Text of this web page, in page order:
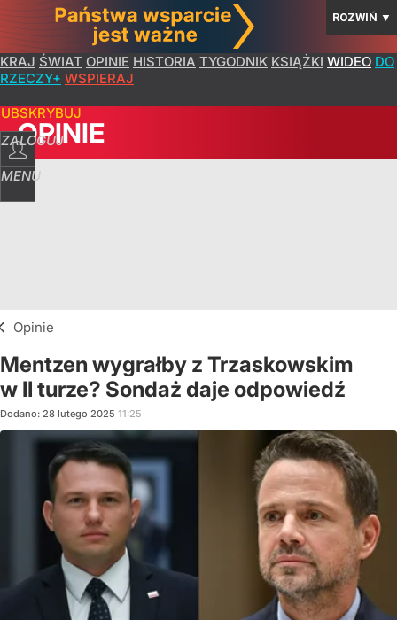
ROZWIŃ ▼
KRAJ ŚWIAT OPINIE HISTORIA TYGODNIK KSIĄŻKI WIDEO DO
RZECZY+ WSPIERAJ
ZALOGUJ
MENU
OPINIE
Opinie
Mentzen wygrałby z Trzaskowskim
w II turze? Sondaż daje odpowiedź
Dodano: 28 lutego 2025 11:25